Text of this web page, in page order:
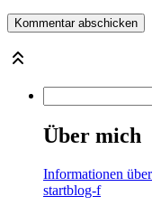
Über mich
Informationen
startblog-f